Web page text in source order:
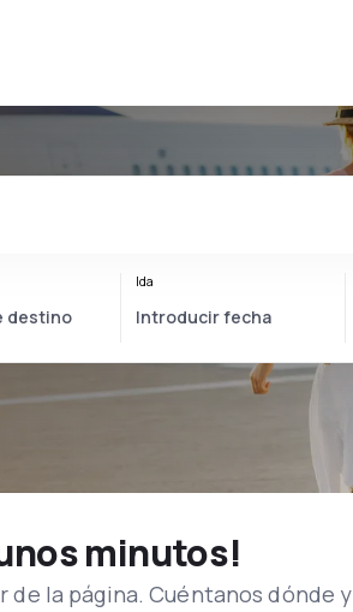
Ida
minutos!
la página. Cuéntanos dónde y